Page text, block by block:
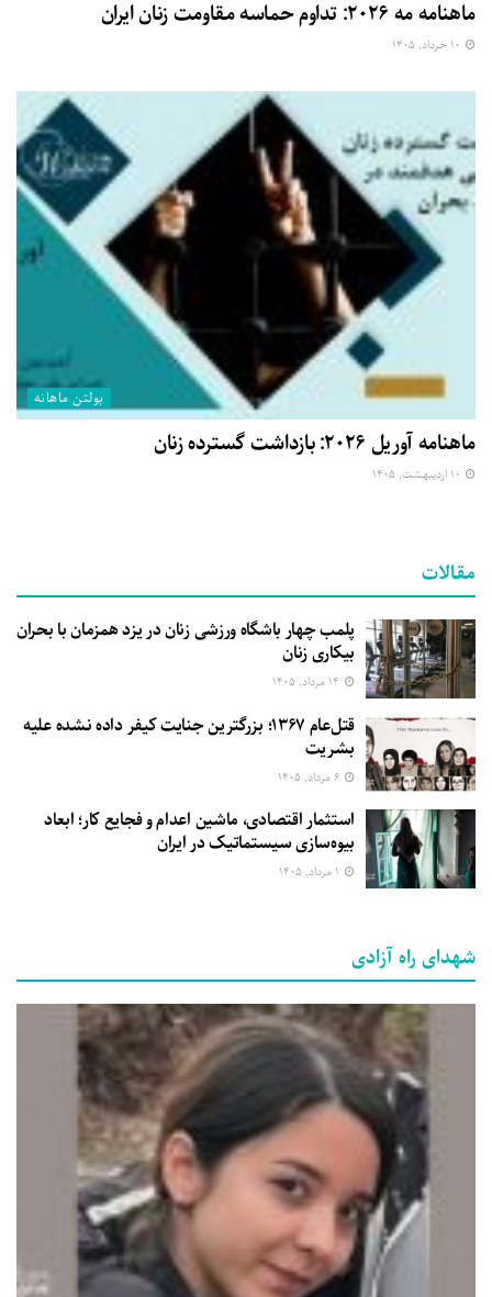
ماهنامه مه ۲۰۲۶: تداوم حماسه مقاومت زنان ایران
بولتن ماهانه
ماهنامه آوریل ۲۰۲۶: بازداشت گسترده زنان
مقالات
پلمب چهار باشگاه ورزشی زنان در یزد همزمان با بحران
بیکاری زنان
قتل‌عام ۱۳۶۷؛ بزرگترین جنایت کیفر داده نشده علیه
بشریت
استثمار اقتصادی، ماشین اعدام و فجایع کار؛ ابعاد
بیوه‌سازی سیستماتیک در ایران
شهدای راه آزادی